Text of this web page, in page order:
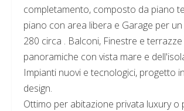
completamento, composto da piano
piano con area libera e Garage per
280 circa . Balconi, Finestre e terrazze
panoramiche con vista mare e
Impianti nuovi e tecnologici, progetto
design.
Ottimo per abitazione privata luxury o